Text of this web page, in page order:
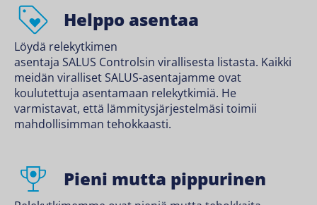
Helppo asentaa
Löydä relekytkimen
asentaja SALUS Controlsin virallisesta listasta. Kaikki
meidän viralliset SALUS-asentajamme ovat
koulutettuja asentamaan relekytkimiä. He
varmistavat, että lämmitysjärjestelmäsi toimii
mahdollisimman tehokkaasti.
Pieni mutta pippurinen